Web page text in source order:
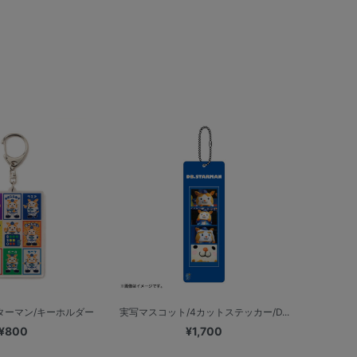
ーマン/キーホルダー 実写マスコット/4カットステッカー/D...
¥1,700